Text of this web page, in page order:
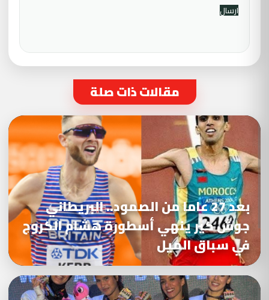
مقالات ذات صلة
بعد 27 عاما من الصمود.. البريطاني
جوش كير ينهي أسطورة هشام الكروج
في سباق الميل